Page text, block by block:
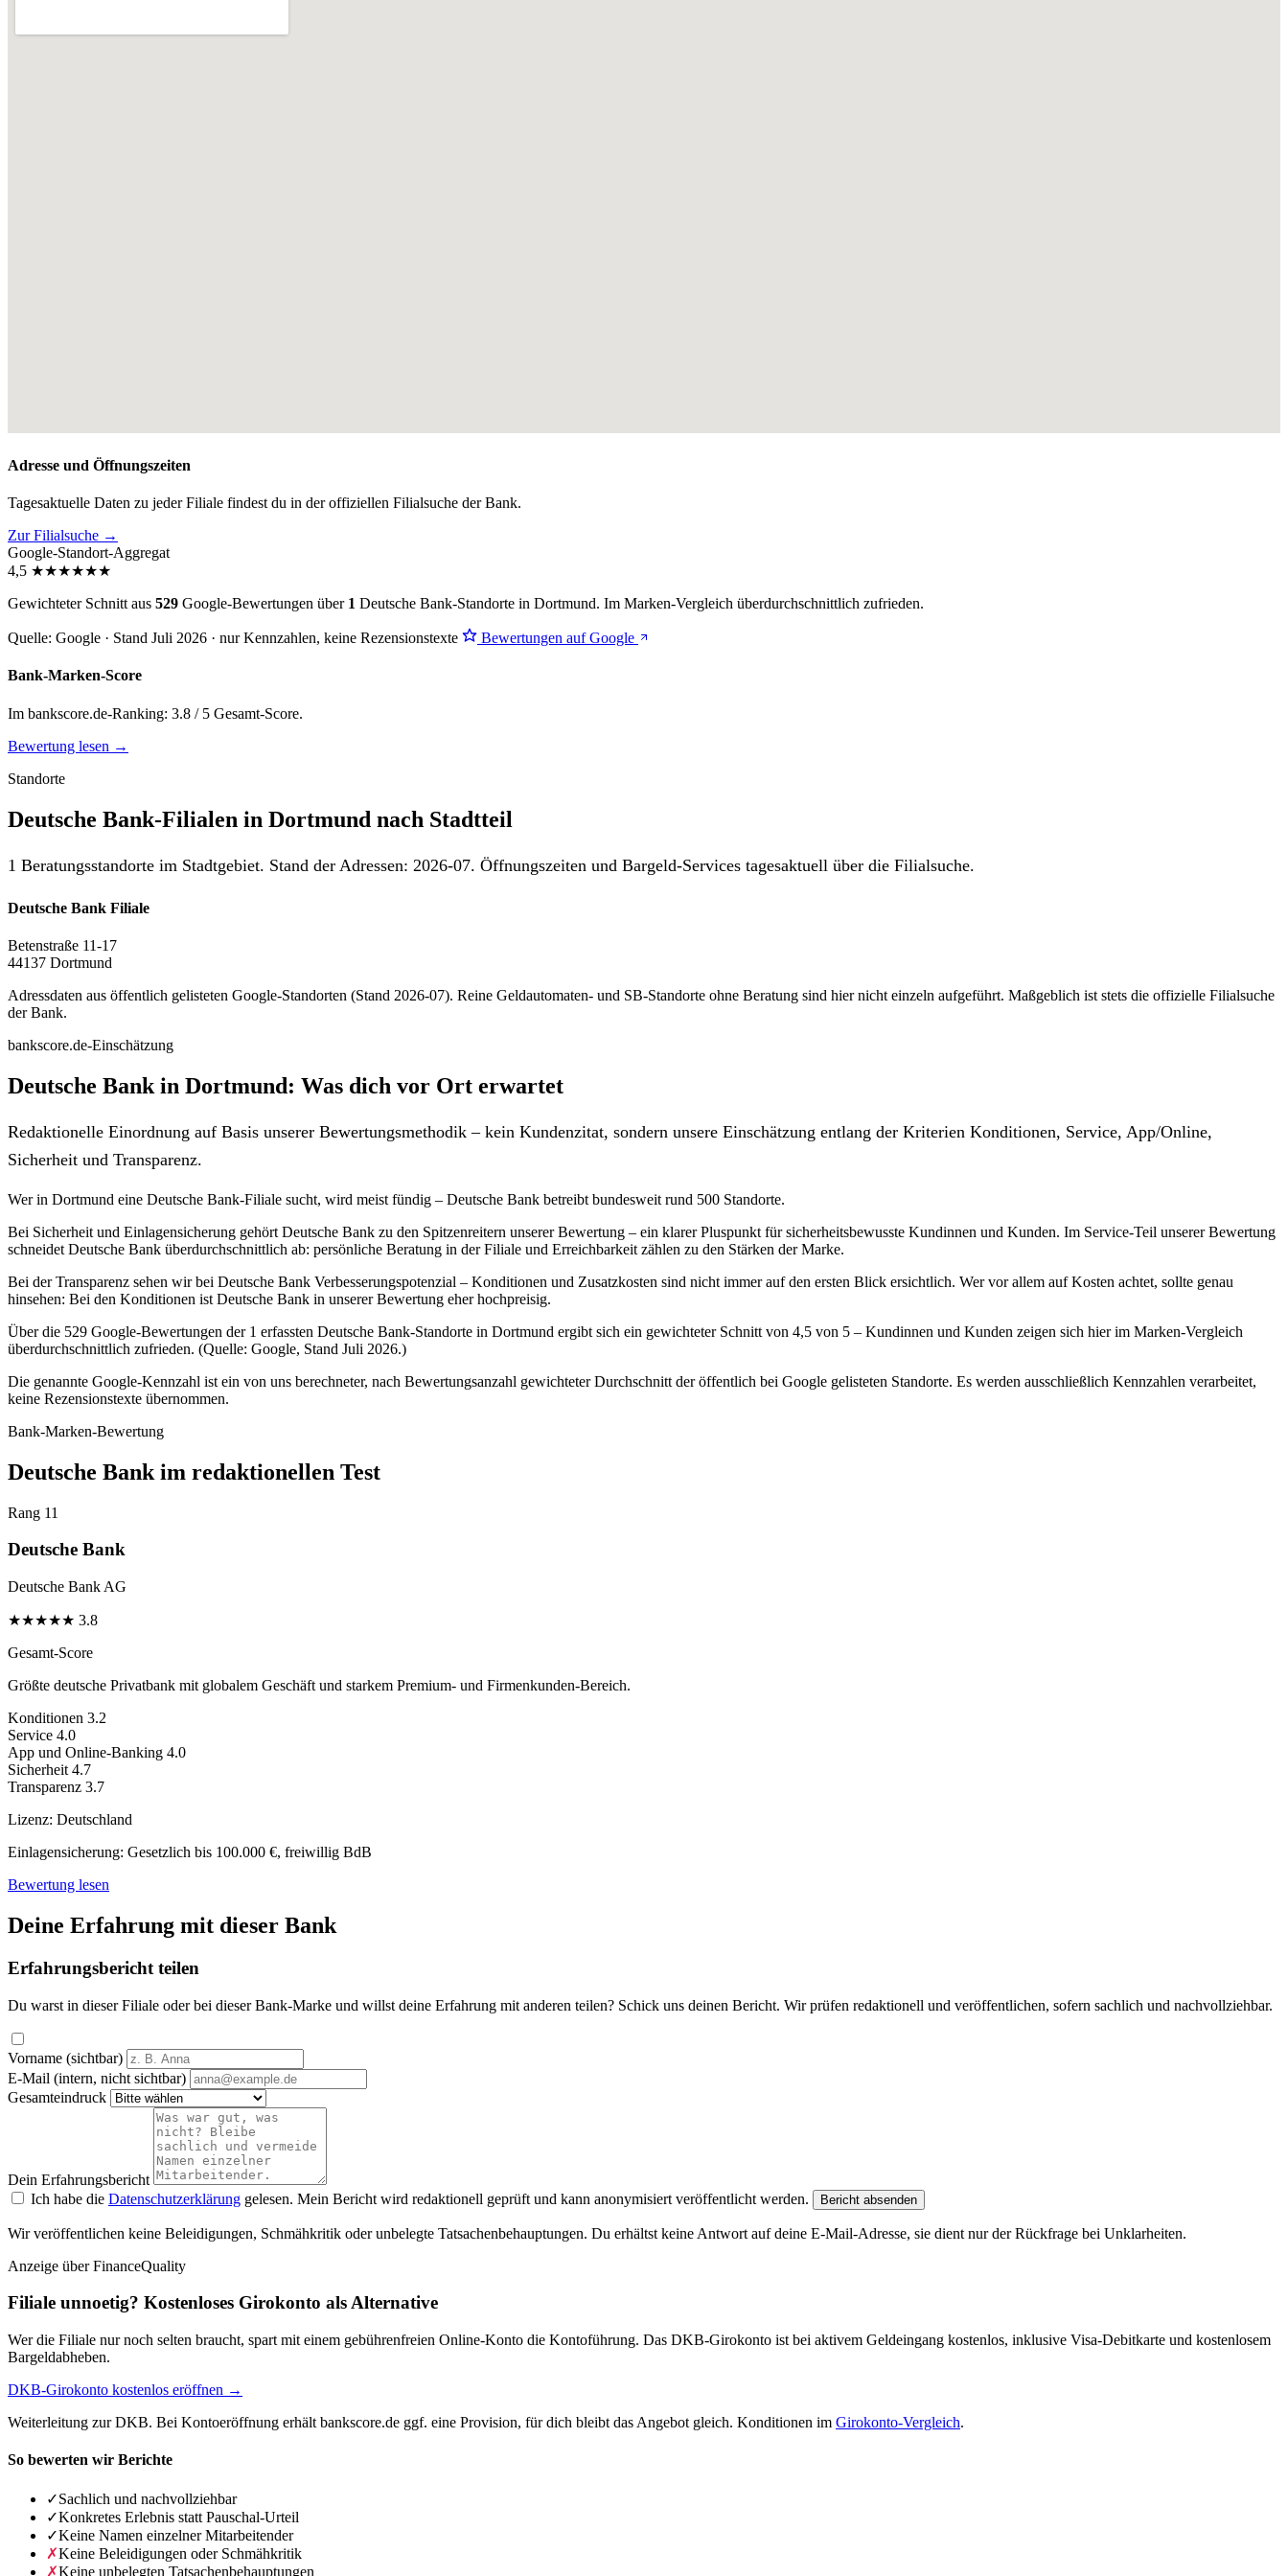
Adresse und Öffnungszeiten
Tagesaktuelle Daten zu jeder Filiale findest du in der offiziellen Filialsuche der Bank.
Zur Filialsuche →
Google-Standort-Aggregat
4,5 ★★★★★★
Gewichteter Schnitt aus 529 Google-Bewertungen über 1 Deutsche Bank-Standorte in Dortmund. Im Marken-Vergleich überdurchschnittlich zufrieden.
Quelle: Google · Stand Juli 2026 · nur Kennzahlen, keine Rezensionstexte Bewertungen auf Google
Bank-Marken-Score
Im bankscore.de-Ranking: 3.8 / 5 Gesamt-Score.
Bewertung lesen →
Standorte
Deutsche Bank-Filialen in Dortmund nach Stadtteil
1 Beratungsstandorte im Stadtgebiet. Stand der Adressen: 2026-07. Öffnungszeiten und Bargeld-Services tagesaktuell über die Filialsuche.
Deutsche Bank Filiale
Betenstraße 11-17
44137 Dortmund
Adressdaten aus öffentlich gelisteten Google-Standorten (Stand 2026-07). Reine Geldautomaten- und SB-Standorte ohne Beratung sind hier nicht einzeln aufgeführt. Maßgeblich ist stets die offizielle Filialsuche
der Bank.
bankscore.de-Einschätzung
Deutsche Bank in Dortmund: Was dich vor Ort erwartet
Redaktionelle Einordnung auf Basis unserer Bewertungsmethodik – kein Kundenzitat, sondern unsere Einschätzung entlang der Kriterien Konditionen, Service, App/Online,
Sicherheit und Transparenz.
Wer in Dortmund eine Deutsche Bank-Filiale sucht, wird meist fündig – Deutsche Bank betreibt bundesweit rund 500 Standorte.
Bei Sicherheit und Einlagensicherung gehört Deutsche Bank zu den Spitzenreitern unserer Bewertung – ein klarer Pluspunkt für sicherheitsbewusste Kundinnen und Kunden. Im Service-Teil unserer Bewertung
schneidet Deutsche Bank überdurchschnittlich ab: persönliche Beratung in der Filiale und Erreichbarkeit zählen zu den Stärken der Marke.
Bei der Transparenz sehen wir bei Deutsche Bank Verbesserungspotenzial – Konditionen und Zusatzkosten sind nicht immer auf den ersten Blick ersichtlich. Wer vor allem auf Kosten achtet, sollte genau
hinsehen: Bei den Konditionen ist Deutsche Bank in unserer Bewertung eher hochpreisig.
Über die 529 Google-Bewertungen der 1 erfassten Deutsche Bank-Standorte in Dortmund ergibt sich ein gewichteter Schnitt von 4,5 von 5 – Kundinnen und Kunden zeigen sich hier im Marken-Vergleich
überdurchschnittlich zufrieden. (Quelle: Google, Stand Juli 2026.)
Die genannte Google-Kennzahl ist ein von uns berechneter, nach Bewertungsanzahl gewichteter Durchschnitt der öffentlich bei Google gelisteten Standorte. Es werden ausschließlich Kennzahlen verarbeitet,
keine Rezensionstexte übernommen.
Bank-Marken-Bewertung
Deutsche Bank im redaktionellen Test
Rang 11
Deutsche Bank
Deutsche Bank AG
★★★★★ 3.8
Gesamt-Score
Größte deutsche Privatbank mit globalem Geschäft und starkem Premium- und Firmenkunden-Bereich.
Konditionen 3.2
Service 4.0
App und Online-Banking 4.0
Sicherheit 4.7
Transparenz 3.7
Lizenz: Deutschland
Einlagensicherung: Gesetzlich bis 100.000 €, freiwillig BdB
Bewertung lesen
Deine Erfahrung mit dieser Bank
Erfahrungsbericht teilen
Du warst in dieser Filiale oder bei dieser Bank-Marke und willst deine Erfahrung mit anderen teilen? Schick uns deinen Bericht. Wir prüfen redaktionell und veröffentlichen, sofern sachlich und nachvollziehbar.
Vorname (sichtbar)
E-Mail (intern, nicht sichtbar)
Gesamteindruck
Dein Erfahrungsbericht
Ich habe die Datenschutzerklärung gelesen. Mein Bericht wird redaktionell geprüft und kann anonymisiert veröffentlicht werden. Bericht absenden
Wir veröffentlichen keine Beleidigungen, Schmähkritik oder unbelegte Tatsachenbehauptungen. Du erhältst keine Antwort auf deine E-Mail-Adresse, sie dient nur der Rückfrage bei Unklarheiten.
Anzeige über FinanceQuality
Filiale unnoetig? Kostenloses Girokonto als Alternative
Wer die Filiale nur noch selten braucht, spart mit einem gebührenfreien Online-Konto die Kontoführung. Das DKB-Girokonto ist bei aktivem Geldeingang kostenlos, inklusive Visa-Debitkarte und kostenlosem
Bargeldabheben.
DKB-Girokonto kostenlos eröffnen →
Weiterleitung zur DKB. Bei Kontoeröffnung erhält bankscore.de ggf. eine Provision, für dich bleibt das Angebot gleich. Konditionen im Girokonto-Vergleich.
So bewerten wir Berichte
✓Sachlich und nachvollziehbar
✓Konkretes Erlebnis statt Pauschal-Urteil
✓Keine Namen einzelner Mitarbeitender
✗Keine Beleidigungen oder Schmähkritik
✗Keine unbelegten Tatsachenbehauptungen